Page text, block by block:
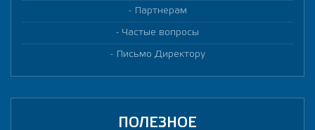
Партнерам
Частые вопросы
Письмо Директору
ПОЛЕЗНОЕ